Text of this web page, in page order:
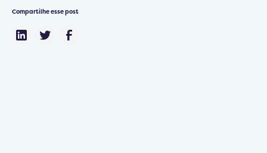
Compartilhe esse post